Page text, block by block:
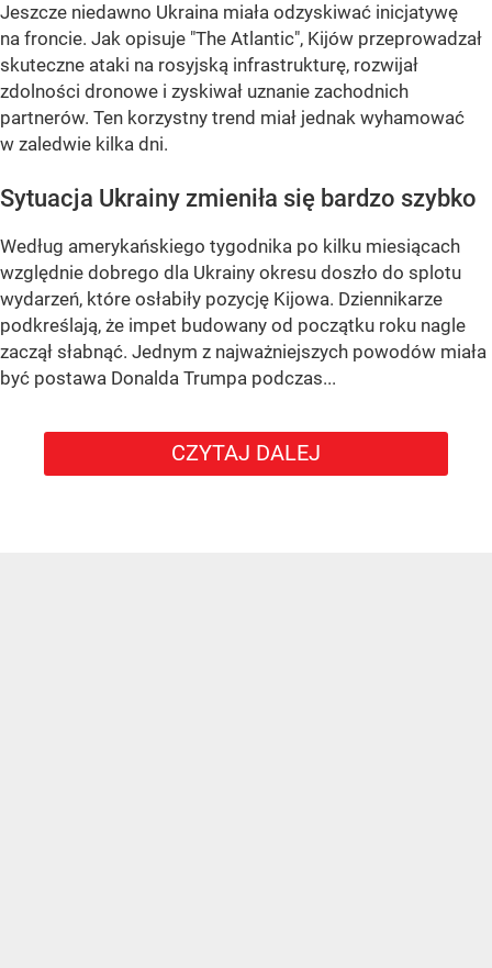
Jeszcze niedawno Ukraina miała odzyskiwać inicjatywę
na froncie. Jak opisuje "The Atlantic", Kijów przeprowadzał
skuteczne ataki na rosyjską infrastrukturę, rozwijał
zdolności dronowe i zyskiwał uznanie zachodnich
partnerów. Ten korzystny trend miał jednak wyhamować
w zaledwie kilka dni.
Sytuacja Ukrainy zmieniła się bardzo szybko
Według amerykańskiego tygodnika po kilku miesiącach
względnie dobrego dla Ukrainy okresu doszło do splotu
wydarzeń, które osłabiły pozycję Kijowa. Dziennikarze
podkreślają, że impet budowany od początku roku nagle
zaczął słabnąć. Jednym z najważniejszych powodów miała
być postawa Donalda Trumpa podczas...
CZYTAJ DALEJ